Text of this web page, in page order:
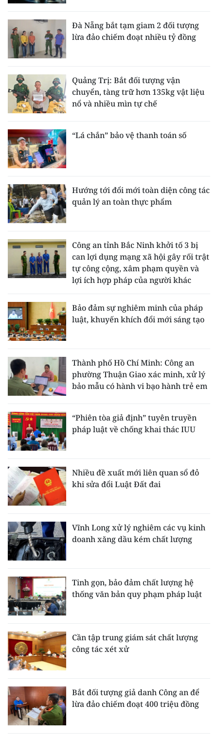
Đà Nẵng bắt tạm giam 2 đối tượng
lừa đảo chiếm đoạt nhiều tỷ đồng
Quảng Trị: Bắt đối tượng vận
chuyển, tàng trữ hơn 135kg vật liệu
nổ và nhiều mìn tự chế
“Lá chắn” bảo vệ thanh toán số
Hướng tới đổi mới toàn diện công tác
quản lý an toàn thực phẩm
Công an tỉnh Bắc Ninh khởi tố 3 bị
can lợi dụng mạng xã hội gây rối trật
tự công cộng, xâm phạm quyền và
lợi ích hợp pháp của người khác
Bảo đảm sự nghiêm minh của pháp
luật, khuyến khích đổi mới sáng tạo
Thành phố Hồ Chí Minh: Công an
phường Thuận Giao xác minh, xử lý
bảo mẫu có hành vi bạo hành trẻ em
“Phiên tòa giả định” tuyên truyền
pháp luật về chống khai thác IUU
Nhiều đề xuất mới liên quan sổ đỏ
khi sửa đổi Luật Đất đai
Vĩnh Long xử lý nghiêm các vụ kinh
doanh xăng dầu kém chất lượng
Tinh gọn, bảo đảm chất lượng hệ
thống văn bản quy phạm pháp luật
Cần tập trung giám sát chất lượng
công tác xét xử
Bắt đối tượng giả danh Công an để
lừa đảo chiếm đoạt 400 triệu đồng